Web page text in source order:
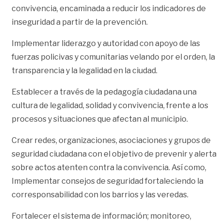
convivencia, encaminada a reducir los indicadores de
inseguridad a partir de la prevención.
Implementar liderazgo y autoridad con apoyo de las
fuerzas policivas y comunitarias velando por el orden, la
transparencia y la legalidad en la ciudad.
Establecer a través de la pedagogía ciudadana una
cultura de legalidad, solidad y convivencia, frente a los
procesos y situaciones que afectan al municipio.
Crear redes, organizaciones, asociaciones y grupos de
seguridad ciudadana con el objetivo de prevenir y
sobre actos atenten contra la convivencia. Así como,
Implementar consejos de seguridad fortaleciendo la
corresponsabilidad con los barrios y las veredas.
Fortalecer el sistema de información; monitoreo,